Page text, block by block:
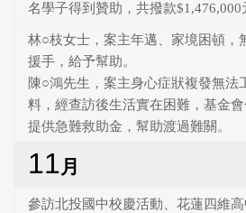
名學子得到贊助，共撥款$1,476,000
林○枝女士，案主年邁、家境困頓，
援手，給予幫助。
陳○鴻先生，案主身心症狀複發無法
料，經查訪後生活實在困難，基金會
提供急難救助金，幫助渡過難關。
11月
參訪北投國中校慶活動、花蓮四維